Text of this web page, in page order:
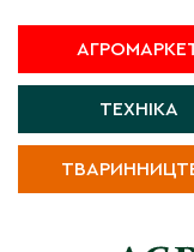
ТЕХНІКА